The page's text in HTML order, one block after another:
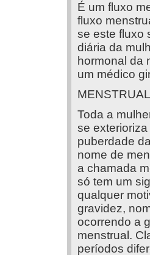
É um fluxo
fluxo
se este fluxo
diária da
hormonal da
um médico
Toda a
se
puberdade
nome de
a chamada
só tem um
qualquer
gravidez,
ocorrendo a
menstrual.
períodos